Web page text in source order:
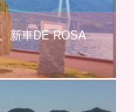
新車DE ROSA